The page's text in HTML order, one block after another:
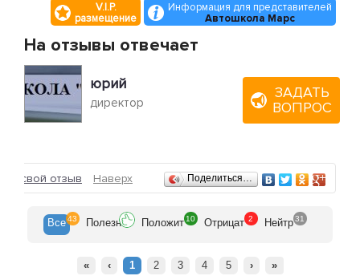
V.I.P.
размещение
Информация для представителей
Автошкола Марс
На отзывы отвечает
юрий
директор
ЗАДАТЬ
ВОПРОС
Отзывы
свой отзыв Наверх Поделиться…
Все 43 Полезн Положит 10 Отрицат 2 Нейтр 31
« ‹ 1 2 3 4 5 › »